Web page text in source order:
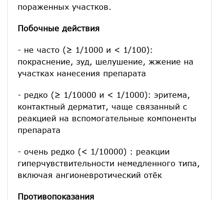
пораженных участков.
Побочные действия
- не часто (≥ 1/1000 и < 1/100):
покраснение, зуд, шелушение, жжение на
участках нанесения препарата
- редко (≥ 1/10000 и < 1/1000): эритема,
контактный дерматит, чаще связанный с
реакцией на вспомогательные компоненты
препарата
- очень редко (< 1/10000) : реакции
гиперчувствительности немедленного типа,
включая ангионевротический отёк
Противопоказания